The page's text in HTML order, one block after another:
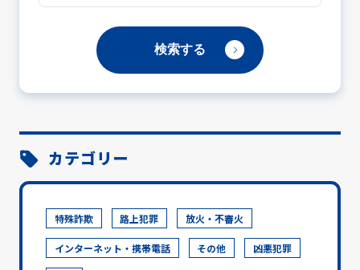
カテゴリー
特殊詐欺 路上犯罪 放火・不審火
インターネット・携帯電話 その他 凶悪犯罪